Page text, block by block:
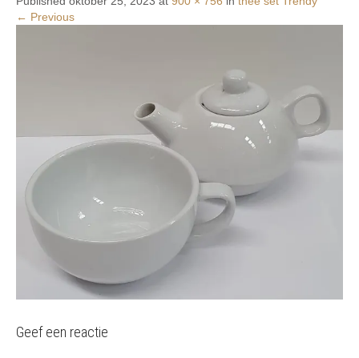
← Previous
Geef een reactie